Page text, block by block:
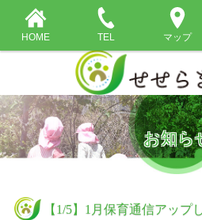
HOME TEL マップ
お知ら
【1/5】1月保育通信アップ